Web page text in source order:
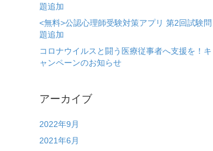
題追加
<無料>公認心理師受験対策アプリ 第2回試験問
題追加
コロナウイルスと闘う医療従事者へ支援を！キ
ャンペーンのお知らせ
アーカイブ
2022年9月
2021年6月